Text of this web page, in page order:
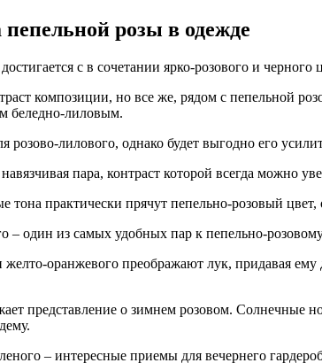
пепельной розы в одежде
с в сочетании ярко-розового и черного
композиции, но все же, рядом с пепельной
беледно-лиловым.
розово-лилового, однако будет выгодно его
пара, контраст которой всегда можно
тона практически прячут пепельно-розовый
– один из самых удобных пар к пепельно-
желто-оранжевого преображают лук, придавая
представление о зимнем розовом. Солнечные
– интересные приемы для вечернего